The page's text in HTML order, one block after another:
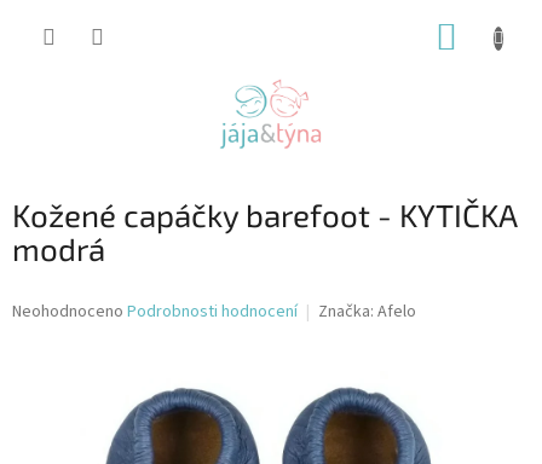
Kožené capáčky barefoot - KYTIČKA
modrá
Průměrné
Neohodnoceno Podrobnosti hodnocení Značka: Afelo